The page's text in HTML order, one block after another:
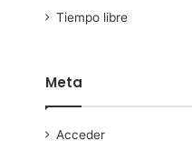
Tiempo libre
Meta
Acceder